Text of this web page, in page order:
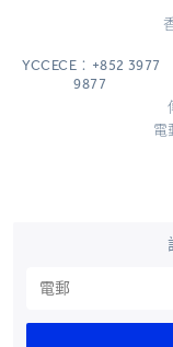
YCCECE：+852 3977
9877
電